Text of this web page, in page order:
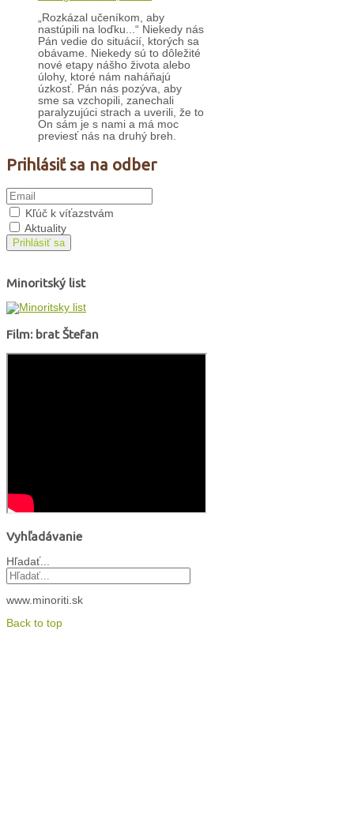
„Rozkázal učeníkom, aby
nastúpili na loďku...“ Niekedy nás
Pán vedie do situácií, ktorých sa
obávame. Niekedy sú to dôležité
nové etapy nášho života alebo
úlohy, ktoré nám naháňajú
úzkosť. Pán nás pozýva, aby
sme sa vzchopili, zanechali
paralyzujúci strach a uverili, že to
On sám je s nami a má moc
previesť nás na druhý breh.
Prihlásiť sa na odber
Kľúč k víťazstvám
Aktuality
Prihlásiť sa
Minoritský list
Film: brat Štefan
Vyhľadávanie
Hľadať...
www.minoriti.sk
Back to top